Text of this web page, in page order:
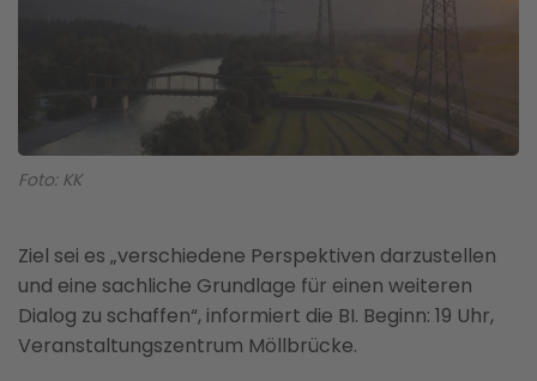
Foto: KK
Ziel sei es „verschiedene Perspektiven darzustellen
und eine sachliche Grundlage für einen weiteren
Dialog zu schaffen“, informiert die BI. Beginn: 19 Uhr,
Veranstaltungszentrum Möllbrücke.